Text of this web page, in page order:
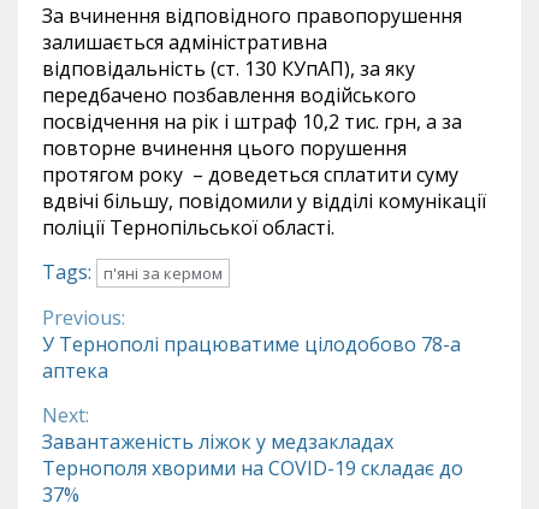
За вчинення відповідного правопорушення
залишається адміністративна
відповідальність (ст. 130 КУпАП), за яку
передбачено позбавлення водійського
посвідчення на рік і штраф 10,2 тис. грн, а за
повторне вчинення цього порушення
протягом року – доведеться сплатити суму
вдвічі більшу, повідомили у відділі комунікації
поліції Тернопільської області.
Tags:
п'яні за кермом
Continue
Reading
Previous:
У Тернополі працюватиме цілодобово 78-а
аптека
Next:
Завантаженість ліжок у медзакладах
Тернополя хворими на COVID-19 складає до
37%